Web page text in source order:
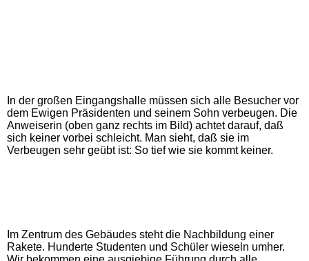
In der großen Eingangshalle müssen sich alle Besucher vor
dem Ewigen Präsidenten und seinem Sohn verbeugen. Die
Anweiserin (oben ganz rechts im Bild) achtet darauf, daß
sich keiner vorbei schleicht. Man sieht, daß sie im
Verbeugen sehr geübt ist: So tief wie sie kommt keiner.
Im Zentrum des Gebäudes steht die Nachbildung einer
Rakete. Hunderte Studenten und Schüler wieseln umher.